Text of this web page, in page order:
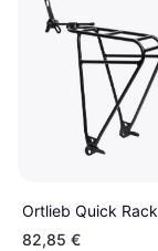
Ortlieb Quick Rack
82,85 €